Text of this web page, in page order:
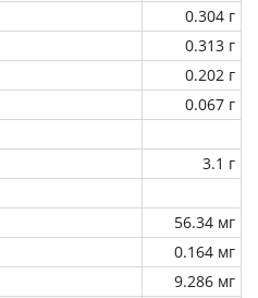
0.304 г
0.313 г
0.202 г
0.067 г
3.1 г
56.34 мг
0.164 мг
9.286 мг